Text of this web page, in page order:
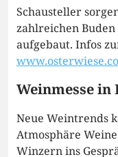
Schausteller
zahlreichen
aufgebaut. Infos
Weinmesse in
Neue Weintrends
Atmosphäre
Winzern ins